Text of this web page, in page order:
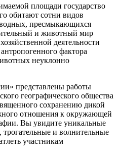
площади государство
обитают сотни видов
пресмыкающихся
и животный мир
деятельности
фактора
неуклонно
представлены работы
географического общества
сохранению дикой
отношения к окружающей
Вы увидите уникальные
и волнительные
участникам